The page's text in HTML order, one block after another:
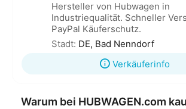
Hersteller von Hubwagen in
Industriequalität. Schneller
PayPal Käuferschutz.
Stadt: DE, Bad Nenndorf
Verkäuferinfo
Warum bei HUBWAGEN.com